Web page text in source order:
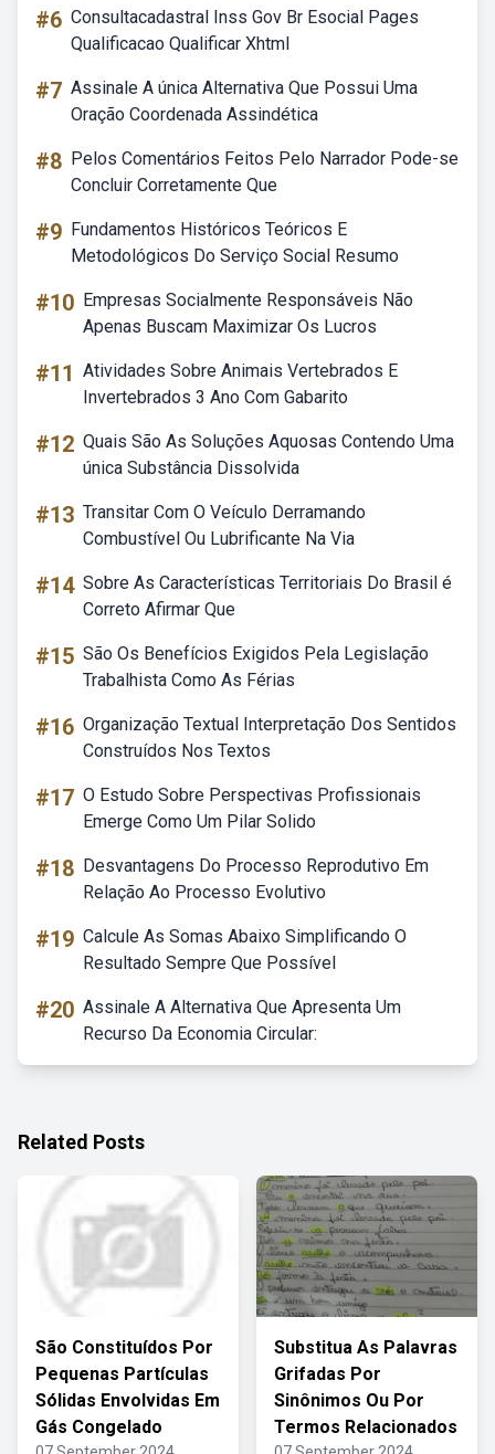
#6 Consultacadastral Inss Gov Br Esocial Pages
Qualificacao Qualificar Xhtml
#7 Assinale A única Alternativa Que Possui Uma
Oração Coordenada Assindética
#8 Pelos Comentários Feitos Pelo Narrador Pode-se
Concluir Corretamente Que
#9 Fundamentos Históricos Teóricos E
Metodológicos Do Serviço Social Resumo
#10 Empresas Socialmente Responsáveis Não
Apenas Buscam Maximizar Os Lucros
#11 Atividades Sobre Animais Vertebrados E
Invertebrados 3 Ano Com Gabarito
#12 Quais São As Soluções Aquosas Contendo Uma
única Substância Dissolvida
#13 Transitar Com O Veículo Derramando
Combustível Ou Lubrificante Na Via
#14 Sobre As Características Territoriais Do Brasil é
Correto Afirmar Que
#15 São Os Benefícios Exigidos Pela Legislação
Trabalhista Como As Férias
#16 Organização Textual Interpretação Dos Sentidos
Construídos Nos Textos
#17 O Estudo Sobre Perspectivas Profissionais
Emerge Como Um Pilar Solido
#18 Desvantagens Do Processo Reprodutivo Em
Relação Ao Processo Evolutivo
#19 Calcule As Somas Abaixo Simplificando O
Resultado Sempre Que Possível
#20 Assinale A Alternativa Que Apresenta Um
Recurso Da Economia Circular:
Related Posts
São Constituídos Por
Pequenas Partículas
Sólidas Envolvidas Em
Gás Congelado
Substitua As Palavras
Grifadas Por
Sinônimos Ou Por
Termos Relacionados